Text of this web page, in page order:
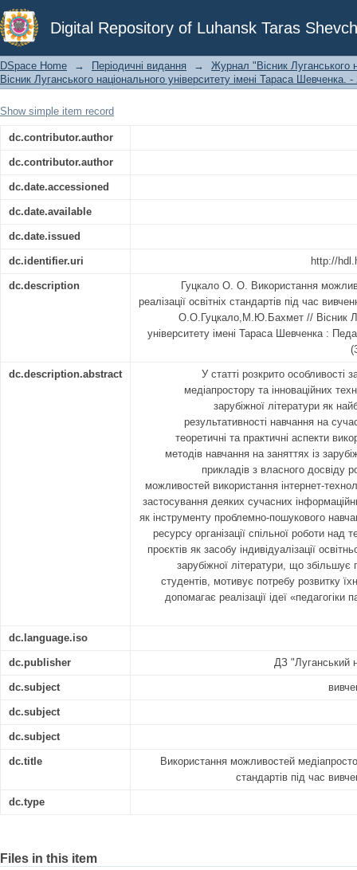
Digital Repository of Luhansk Taras
Використання можливостей
під час вивчення зарубіжної
DSpace Home → Періодичні видання →
Журнал "Вісник Луганського
Вісник Луганського національного університету імені Тараса
Show simple item record
dc.contributor.author
dc.contributor.author
dc.date.accessioned
dc.date.available
dc.date.issued
dc.identifier.uri http://
dc.description
Гуцкало О. О. Використання
реалізації освітніх стандартів під час
О.О.Гуцкало,М.Ю.Бахмет // Вісник
університету імені Тараса Шевченка :
dc.description.abstract
У статті розкрито особливості
медіапростору та інноваційних
зарубіжної літератури як
результативності навчання на
теоретичні та практичні аспекти
методів навчання на заняттях із
прикладів з власного досвіду
можливостей використання інтернет-
застосування деяких сучасних
як інструменту проблемно-пошукового
ресурсу організації спільної роботи над
проєктів як засобу індивідуалізації
зарубіжної літератури, що збільшує
студентів, мотивує потребу розвитку
допомагає реалізації ідеї «педагогіки
dc.language.iso
dc.publisher ДЗ "Луганський
dc.subject
dc.subject
dc.subject
dc.title
Використання можливостей
стандартів під час
dc.type
Files in this item